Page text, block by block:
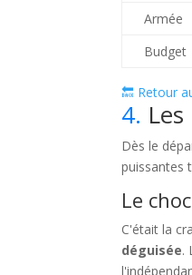
Armée
Budget
🔙 Retour
4.
Dès le
puissantes
Le
C'était la
déguisée.